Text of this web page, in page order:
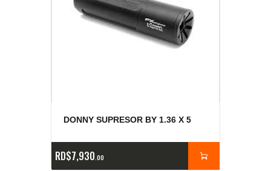
DONNY SUPRESOR BY 1.36 X 5
RD$7,930 00